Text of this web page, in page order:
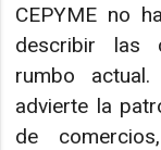
CEPYME no
describir las
rumbo
advierte la
de